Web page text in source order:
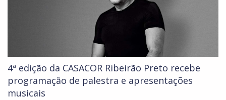
4ª edição da CASACOR Ribeirão Preto recebe
programação de palestra e apresentações
musicais